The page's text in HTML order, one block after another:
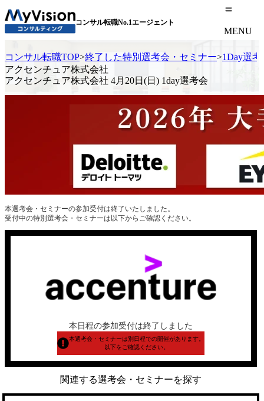
コンサル転職No.1エージェント
MENU
コンサル転職TOP>終了した特別選考会・セミナー>1Day選考
アクセンチュア株式会社
アクセンチュア株式会社 4月20日(日) 1day選考会
本選考会・セミナーの参加受付は終了いたしました。
受付中の特別選考会・セミナーは以下からご確認ください。
本日程の参加受付は終了しました
本選考会・セミナーは別日程での開催があります。
以下をご確認ください。
関連する選考会・セミナーを探す